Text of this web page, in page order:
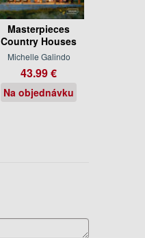
Masterpieces
Country Houses
Michelle Galindo
43.99 €
Na objednávku